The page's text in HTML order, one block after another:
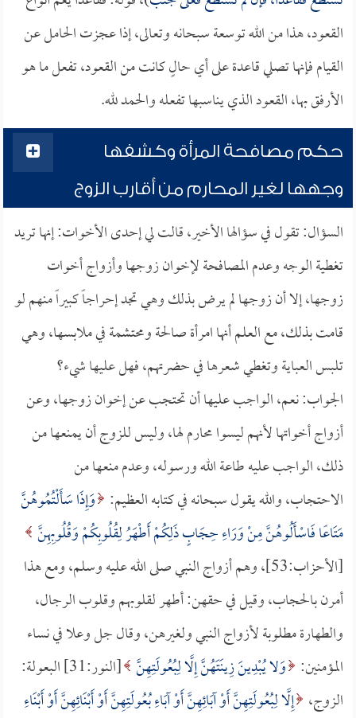
القعود، هذا من الله توسعة سبحانه وتعالى، إذا عجزت الحامل عن
القيام فإنها تصلي قاعدة على أي حالٍ كانت من القعود، تفعل ما هو
الأرفق بها، القعود الذي يناسبها تفعله والحمد لله.
حكم مصافحة المرأة وكشفها
وجهها لغير المحارم من أقارب الزوج
السؤال: تقول في سؤالها الأخير، قالت لي إحدى الأخوات: إنها تريد
تغطية الوجه وعدم المصافحة لإخوان زوجها وأزواج أخوات
زوجها، إلا أن زوجها لم يرض بذلك وهي تجد إحراجاً كبيراً منهم لو
قامت بذلك، مع العلم أنها امرأة صالحة ومحتشمة في ملابسها، وهي
تلبس العباية وتغطي شعرها في حضرتهم، فهل عليها شيء؟
الجواب: نعم، الواجب عليها أن تحتجب عن إخوان زوجها، وعن
أزواج أخواتها لأنهم ليسوا محارم لها، وليس للزوج أن يمنعها من
ذلك، الواجب عليه طاعة الله ورسوله، وعدم منعها من
الاحتجاب، والله يقول سبحانه في كتابه العظيم: وَإِذَا سَأَلْتُمُوهُنَّ
مَتَاعًا فَاسْأَلُوهُنَّ مِنْ وَرَاءِ حِجَابٍ ذَلِكُمْ أَطْهَرُ لِقُلُوبِكُمْ وَقُلُوبِهِنَّ
[الأحزاب:53]، وهم أزواج النبي صلى الله عليه وسلم، ومع هذا
أمرن بالحجاب، وقيل في حقهن: أطهر لقلوبهم وقلوب الرجال،
والطهارة مطلوبة لأزواج النبي ولغيرهن، وقال جل وعلا في نساء
المؤمنين: وَلا يُبْدِينَ زِينَتَهُنَّ إِلَّا لِبُعُولَتِهِنَّ
[النور:31] البعولة:
الزوج، إِلَّا لِبُعُولَتِهِنَّ أَوْ آبَائِهِنَّ أَوْ آبَاءِ بُعُولَتِهِنَّ أَوْ أَبْنَائِهِنَّ أَوْ أَبْنَاءِ